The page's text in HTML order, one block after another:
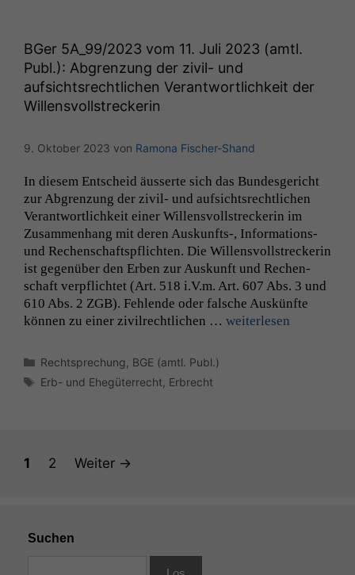
BGer 5A_99/2023 vom 11. Juli 2023 (amtl.
Publ.): Abgrenzung der zivil- und
aufsichtsrechtlichen Verantwortlichkeit der
Willensvollstreckerin
9. Oktober 2023 von Ramona Fischer-Shand
In diesem Entscheid äusserte sich das Bun­des­gericht
zur Abgren­zung der ziv­il- und auf­sicht­srechtlichen
Ver­ant­wortlichkeit ein­er Wil­lensvoll­streck­erin im
Zusam­men­hang mit deren Auskunfts‑, Infor­­ma­­tions-
und Rechen­schaft­spflicht­en. Die Wil­lensvoll­streck­erin
ist gegenüber den Erben zur Auskun­ft und Rechen­
schaft verpflichtet (Art. 518 i.V.m. Art. 607 Abs. 3 und
610 Abs. 2 ZGB). Fehlende oder falsche Auskün­fte
kön­nen zu ein­er zivil­rechtlichen … weit­er­lesen
Kategorien
Rechtsprechung BGE (amtl. Publ.)
Schlagwörter
Erb- und Ehegüterrecht Erbrecht
Seite
1 Seite
2 Weiter →
Suchen
diese Option
deaktivieren,
kann die
Website nicht
Marketing
Wir speichern
anonyme Daten ab,
um interne
marketingtechnische
Auswertungen
durchführen zu
können. Diese helfen
uns, unsere Website
zu verbessern.